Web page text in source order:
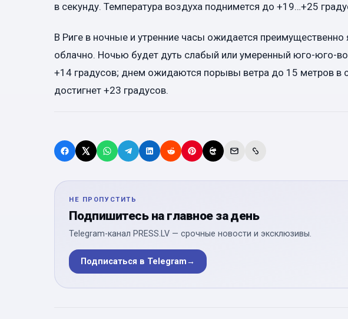
в секунду. Температура воздуха поднимется до +19…+25
В Риге в ночные и утренние часы ожидается
облачно. Ночью будет дуть слабый или умеренный юго-юго-
+14 градусов; днем ожидаются порывы ветра до 15 метров в
достигнет +23 градусов.
НЕ ПРОПУСТИТЬ
Подпишитесь на главное за день
Telegram-канал PRESS.LV — срочные новости и эксклюзивы.
Подписаться в Telegram→